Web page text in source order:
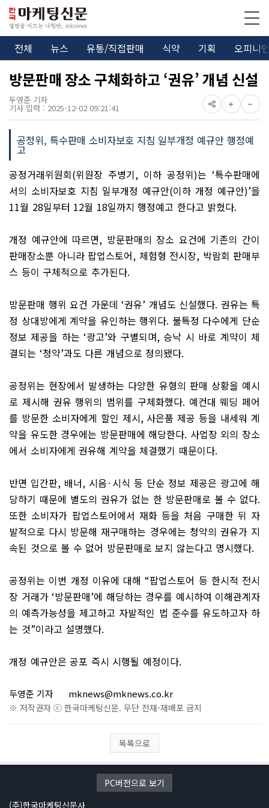
전체 뉴스 유통/직접판매 식약 기획 오피니
방문판매 장소 구체화하고 ‘권유’ 개념 신설
두영준 기자
기사 입력 : 2025-12-02 09:21:41
공정위, 특수판매 소비자보호 지침 일부개정 예규안 행정예
고
공정거래위원회(위원장 주병기, 이하 공정위)는 ‘특수판매에
서의 소비자보호 지침 일부개정 예규안(이하 개정 예규안)’을
11월 28일부터 12월 18일까지 행정예고 한다고 밝혔다.
개정 예규안에 따르면, 방문판매의 장소 요건에 기존의 간이
판매장소뿐 아니라 팝업스토어, 체험형 전시장, 박람회 판매부
스 등이 구체적으로 추가된다.
방문판매 행위 요건 가운데 ‘권유’ 개념도 신설했다. 권유는 특
정 상대방에게 계약을 유인하는 행위다. 불특정 다수에게 단순
정보 제공을 하는‘광고’와 구별되며, 승낙 시 바로 계약이 체
결되는 ‘청약’과도 다른 개념으로 정의됐다.
공정위는 현장에서 발생하는 다양한 유형의 판매 상황을 예시
로 제시해 권유 행위의 범위를 구체화했다. 예컨대 웨딩 페어
를 방문한 소비자에게 할인 제시, 사은품 제공 등을 내세워 계
약을 유도한 경우에는 방문판매에 해당한다. 사업장 외의 장소
에서 소비자에게 권유해 계약을 체결했기 때문이다.
반면 입간판, 배너, 시음· 시식 등 단순 정보 제공은 광고에 해
당하기 때문에 별도의 권유가 없는 한 방문판매로 볼 수 없다.
또한 소비자가 팝업스토어에서 재화 등을 처음 구매한 뒤 자
발적으로 다시 방문해 재구매하는 경우에는 청약의 권유가 지
속된 것으로 볼 수 없어 방문판매로 보지 않는다고 명시했다.
공정위는 이번 개정 이유에 대해“팝업스토어 등 한시적 전시
장 거래가 ‘방문판매’에 해당하는 경우를 예시하여 이해관계자
의 예측가능성을 제고하고 자발적인 법 준수를 유도하고자 하
는 것”이라고 설명했다.
개정 예규안은 공포 즉시 시행될 예정이다.
두영준 기자 mknews@mknews.co.kr
※ 저작권자 ⓒ 한국마케팅신문. 무단 전재-재배포 금지
목록으로
PC버전으로 보기
(주)한국마케팅신문사